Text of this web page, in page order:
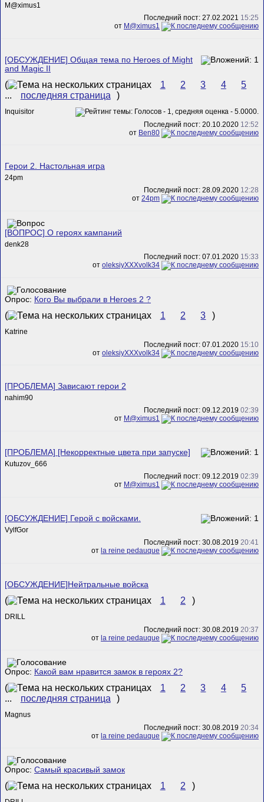
M@ximus1
Последний пост: 27.02.2021 15:25
от M@ximus1
[ОБСУЖДЕНИЕ] Общая тема по Heroes of Might
and Magic II
( 1 2 3 4
5
...
последняя страница )
Inquisitor
Последний пост: 20.10.2020 12:52
от Ben80
Герои 2. Настольная игра
24pm
Последний пост: 28.09.2020 12:28
от 24pm
[ВОПРОС] О героях кампаний
denk28
Последний пост: 07.01.2020 15:33
от oleksiyXXXvolk34
Опрос: Кого Вы выбрали в Heroes 2 ?
( 1 2 3 )
Katrine
Последний пост: 07.01.2020 15:10
от oleksiyXXXvolk34
[ПРОБЛЕМА] Зависают герои 2
nahim90
Последний пост: 09.12.2019 02:39
от M@ximus1
[ПРОБЛЕМА] [Некорректные цвета при запуске]
Kutuzov_666
Последний пост: 09.12.2019 02:39
от M@ximus1
[ОБСУЖДЕНИЕ] Герой с войсками.
VylfGor
Последний пост: 30.08.2019 20:41
от la reine pedauque
[ОБСУЖДЕНИЕ]Нейтральные войска
( 1 2 )
DRILL
Последний пост: 30.08.2019 20:37
от la reine pedauque
Опрос: Какой вам нравится замок в героях 2?
( 1 2 3 4
5
...
последняя страница )
Magnus
Последний пост: 30.08.2019 20:34
от la reine pedauque
Опрос: Самый красивый замок
( 1 2 )